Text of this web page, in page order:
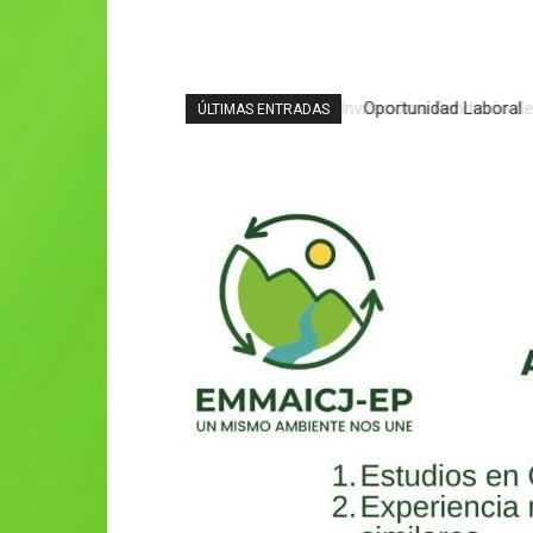
ÚLTIMAS ENTRADAS Oportunidad Laboral